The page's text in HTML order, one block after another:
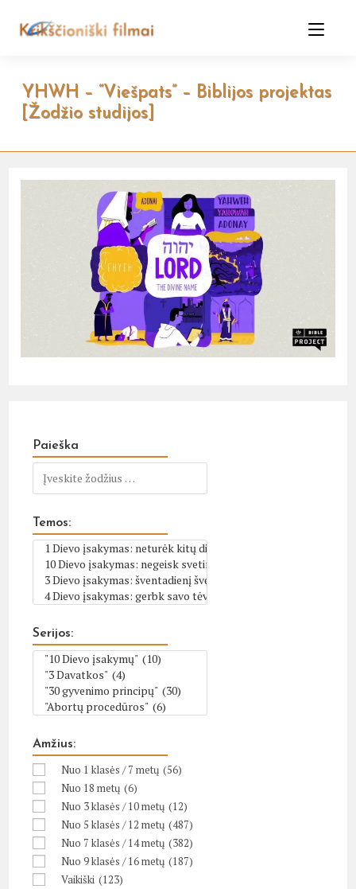
YHWH – “Viešpats” – Biblijos projektas
[Žodžio studijos]
Paieška
Temos:
Serijos:
Amžius:
Nuo 1 klasės / 7 metų (56)
Nuo 18 metų (6)
Nuo 3 klasės / 10 metų (12)
Nuo 5 klasės / 12 metų (487)
Nuo 7 klasės / 14 metų (382)
Nuo 9 klasės / 16 metų (187)
Vaikiški (123)